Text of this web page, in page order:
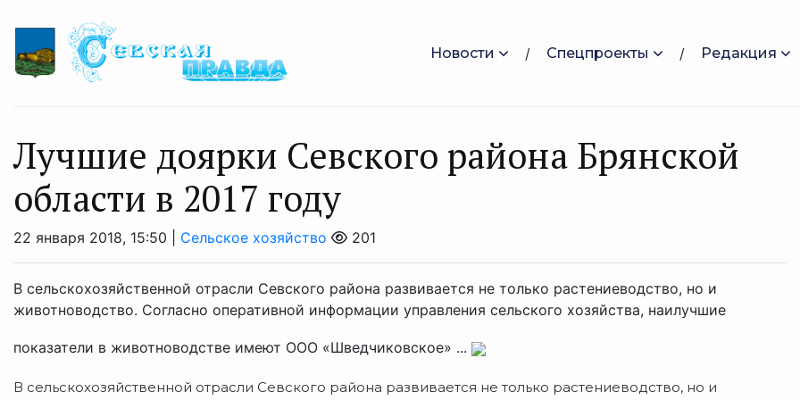
Новости Спецпроекты Редакция
Лучшие доярки Севского района Брянской
области в 2017 году
22 января 2018, 15:50 | Сельское хозяйство 201
В сельскохозяйственной отрасли Севского района развивается не только растениеводство, но и
животноводство. Согласно оперативной информации управления сельского хозяйства, наилучшие
показатели в животноводстве имеют ООО «Шведчиковское» ...
В сельскохозяйственной отрасли Севского района развивается не только растениеводство, но и